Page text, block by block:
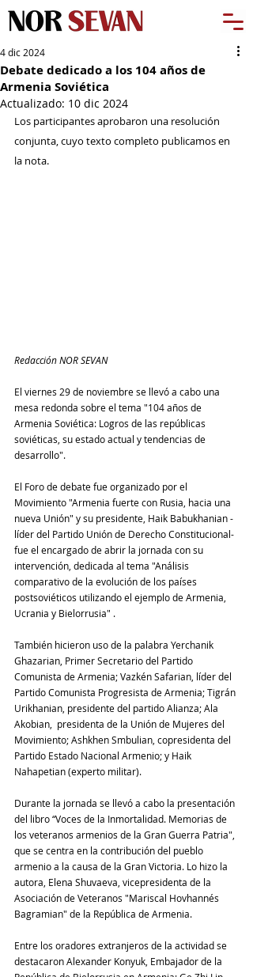
Debate dedicado a los 104 años de
Armenia Soviética
4 dic 2024
Actualizado: 10 dic 2024
Los participantes aprobaron una resolución
conjunta, cuyo texto completo publicamos en
la nota.
Redacción NOR SEVAN
El viernes 29 de noviembre se llevó a cabo una
mesa redonda sobre el tema "104 años de
Armenia Soviética: Logros de las repúblicas
soviéticas, su estado actual y tendencias de
desarrollo".
El Foro de debate fue organizado por el
Movimiento "Armenia fuerte con Rusia, hacia una
nueva Unión" y su presidente, Haik Babukhanian -
líder del Partido Unión de Derecho Constitucional-
fue el encargado de abrir la jornada con su
intervención, dedicada al tema "Análisis
comparativo de la evolución de los países
postsoviéticos utilizando el ejemplo de Armenia,
Ucrania y Bielorrusia" .
También hicieron uso de la palabra Yerchanik
Ghazarian, Primer Secretario del Partido
Comunista de Armenia; Vazkén Safarian, líder del
Partido Comunista Progresista de Armenia; Tigrán
Urikhanian, presidente del partido Alianza; Ala
Akobian,  presidenta de la Unión de Mujeres del
Movimiento; Ashkhen Smbulian, copresidenta del
Partido Estado Nacional Armenio; y Haik
Nahapetian (experto militar).
Durante la jornada se llevó a cabo la presentación
del libro “Voces de la Inmortalidad. Memorias de
los veteranos armenios de la Gran Guerra Patria",
que se centra en la contribución del pueblo
armenio a la causa de la Gran Victoria. Lo hizo la
autora, Elena Shuvaeva, vicepresidenta de la
Asociación de Veteranos "Mariscal Hovhannés
Bagramian" de la República de Armenia.
Entre los oradores extranjeros de la actividad se
destacaron Alexander Konyuk, Embajador de la